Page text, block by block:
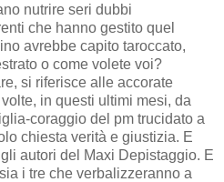
nutrire seri dubbi
che hanno gestito quel
avrebbe capito taroccato,
o come volete voi?
si riferisce alle accorate
in questi ultimi mesi, da
coraggio del pm trucidato a
chiesta verità e giustizia. E
autori del Maxi Depistaggio. E
i tre che verbalizzeranno a